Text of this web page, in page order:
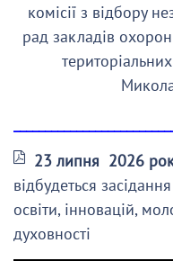
комісії з відбору
рад закладів
23 липня 2026
відбудеться
освіти, інновацій,
духовності